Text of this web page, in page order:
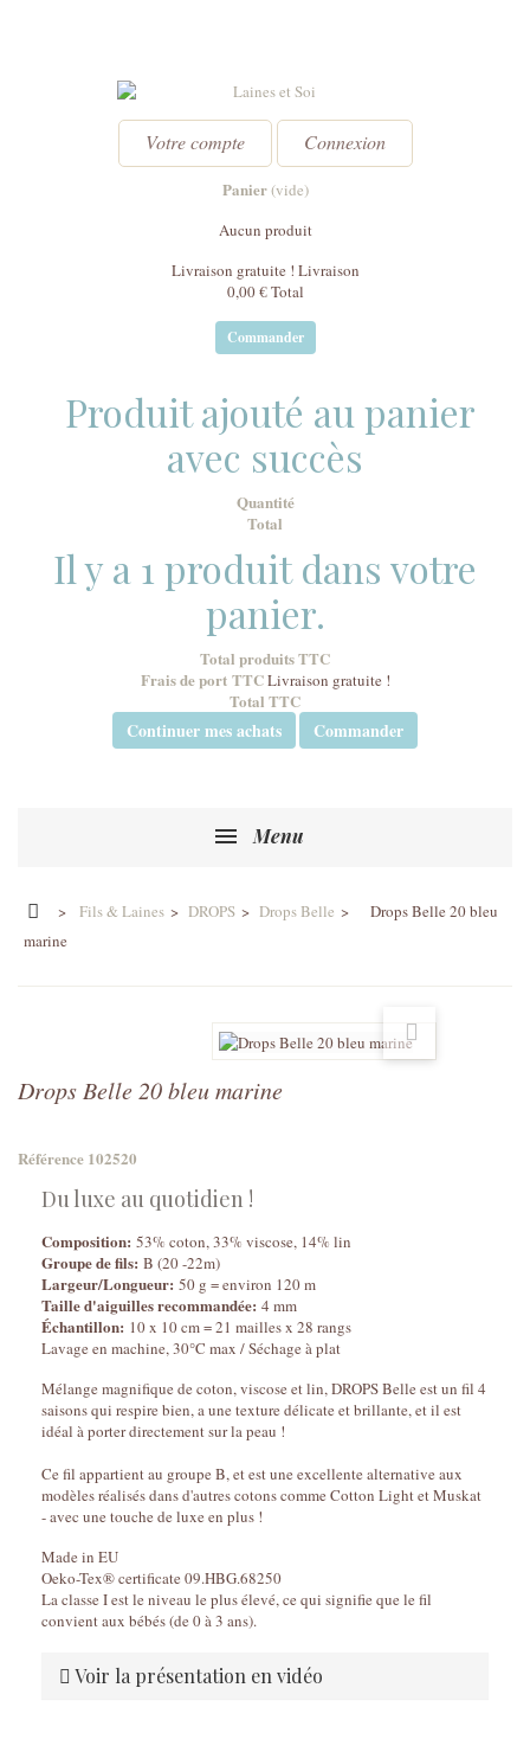
Votre compte Connexion
Panier(vide)
Aucun produit
Livraison gratuite ! Livraison
0,00 €Total
Commander
Produit ajouté au panier
avec succès
Quantité
Total
Il y a 1 produit dans votre
panier.
Total produits TTC
Frais de port TTCLivraison gratuite !
Total TTC
Continuer mes achats Commander
Menu
> Fils & Laines > DROPS > Drops Belle >
Drops Belle 20 bleu
marine
Drops Belle 20 bleu marine
Référence 102520
Du luxe au quotidien !
Composition: 53% coton, 33% viscose, 14% lin
Groupe de fils: B (20 -22m)
Largeur/Longueur: 50 g = environ 120 m
Taille d'aiguilles recommandée: 4 mm
Échantillon: 10 x 10 cm = 21 mailles x 28 rangs
Lavage en machine, 30°C max / Séchage à plat
Mélange magnifique de coton, viscose et lin, DROPS Belle est un fil 4
saisons qui respire bien, a une texture délicate et brillante, et il est
idéal à porter directement sur la peau !
Ce fil appartient au groupe B, et est une excellente alternative aux
modèles réalisés dans d'autres cotons comme Cotton Light et Muskat
- avec une touche de luxe en plus !
Made in EU
Oeko-Tex® certificate 09.HBG.68250
La classe I est le niveau le plus élevé, ce qui signifie que le fil
convient aux bébés (de 0 à 3 ans).
Voir la présentation en vidéo